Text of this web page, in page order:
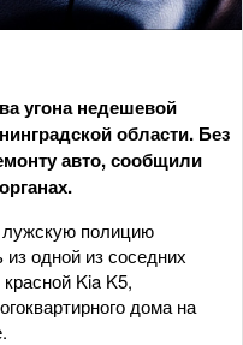
угона недешевой
области. Без
авто, сообщили
лужскую полицию
одной из соседних
Kia K5,
дома на